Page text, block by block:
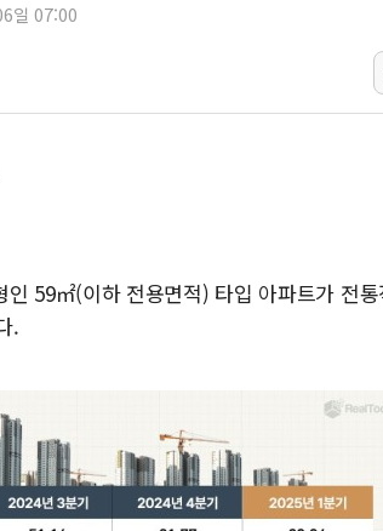
현대그린푸
與 "세제개편
롯데백화점,
한수원 "폭
박형수 의
장동혁, 李
일 07:00
59㎡(이하 전용면적) 타입 아파트가 전
.